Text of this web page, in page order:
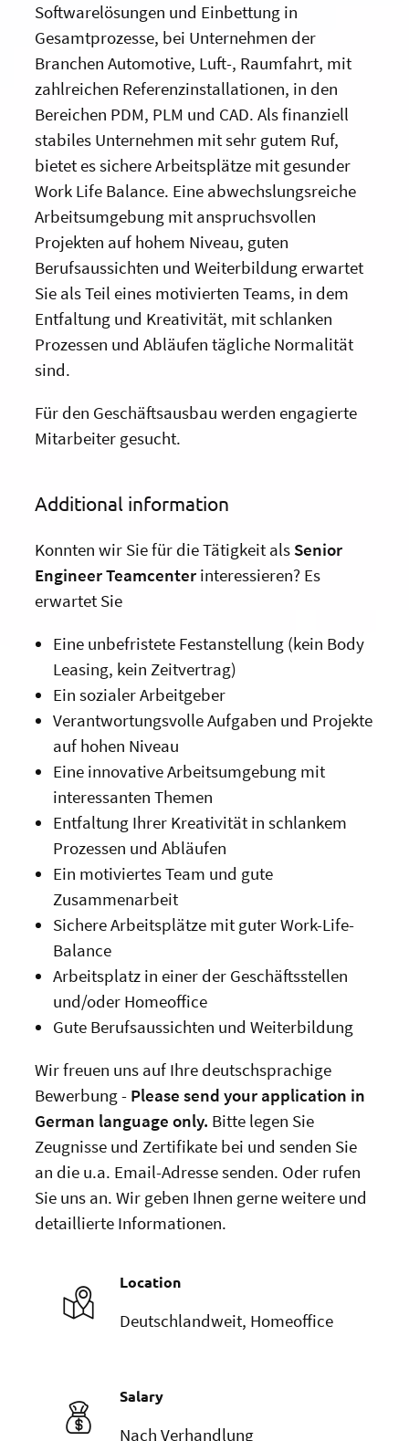
Softwarelösungen und Einbettung in
Gesamtprozesse, bei Unternehmen der
Branchen Automotive, Luft-, Raumfahrt, mit
zahlreichen Referenzinstallationen, in den
Bereichen PDM, PLM und CAD. Als finanziell
stabiles Unternehmen mit sehr gutem Ruf,
bietet es sichere Arbeitsplätze mit gesunder
Work Life Balance. Eine abwechslungsreiche
Arbeitsumgebung mit anspruchsvollen
Projekten auf hohem Niveau, guten
Berufsaussichten und Weiterbildung erwartet
Sie als Teil eines motivierten Teams, in dem
Entfaltung und Kreativität, mit schlanken
Prozessen und Abläufen tägliche Normalität
sind.
Für den Geschäftsausbau werden engagierte
Mitarbeiter gesucht.
Additional information
Konnten wir Sie für die Tätigkeit als Senior
Engineer Teamcenter interessieren? Es
erwartet Sie
Eine unbefristete Festanstellung (kein Body
Leasing, kein Zeitvertrag)
Ein sozialer Arbeitgeber
Verantwortungsvolle Aufgaben und Projekte
auf hohen Niveau
Eine innovative Arbeitsumgebung mit
interessanten Themen
Entfaltung Ihrer Kreativität in schlankem
Prozessen und Abläufen
Ein motiviertes Team und gute
Zusammenarbeit
Sichere Arbeitsplätze mit guter Work-Life-
Balance
Arbeitsplatz in einer der Geschäftsstellen
und/oder Homeoffice
Gute Berufsaussichten und Weiterbildung
Wir freuen uns auf Ihre deutschsprachige
Bewerbung - Please send your application in
German language only. Bitte legen Sie
Zeugnisse und Zertifikate bei und senden Sie
an die u.a. Email-Adresse senden. Oder rufen
Sie uns an. Wir geben Ihnen gerne weitere und
detaillierte Informationen.
Location
Deutschlandweit, Homeoffice
Salary
Nach Verhandlung